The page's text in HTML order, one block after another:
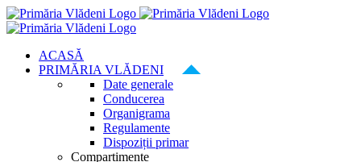
Skip
to
ACASĂ
PRIMĂRIA VLĂDENI
Date generale
Conducerea
Organigrama
Regulamente
Dispoziții primar
Compartimente